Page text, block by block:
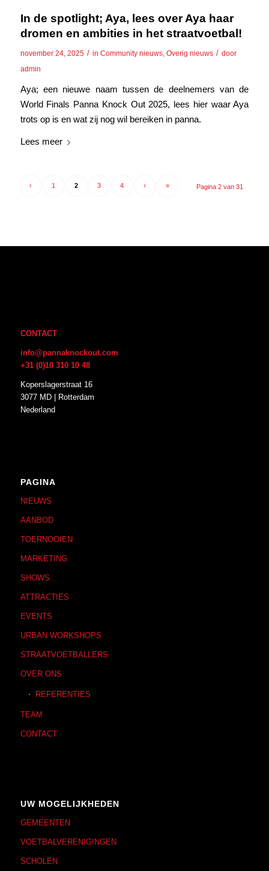
In de spotlight; Aya, lees over Aya haar
dromen en ambities in het straatvoetbal!
november 24, 2025 / in Community nieuws, Overig nieuws / door
admin
Aya; een nieuwe naam tussen de deelnemers van de
World Finals Panna Knock Out 2025, lees hier waar Aya
trots op is en wat zij nog wil bereiken in panna.
Lees meer
Pagina 2 van 31
‹ 1 2 3 4 › »
CONTACT
info@pannaknockout.com
+31 (0)10 310 10 48
Koperslagerstraat 16
3077 MD | Rotterdam
Nederland
PAGINA
NIEUWS
AANBOD
TOERNOOIEN
MARKETING
SHOWS
ATTRACTIES
EVENTS
URBAN WORKSHOPS
STRAATVOETBALLERS
OVER ONS
REFERENTIES
TEAM
CONTACT
UW MOGELIJKHEDEN
GEMEENTEN
VOETBALVERENIGINGEN
SCHOLEN